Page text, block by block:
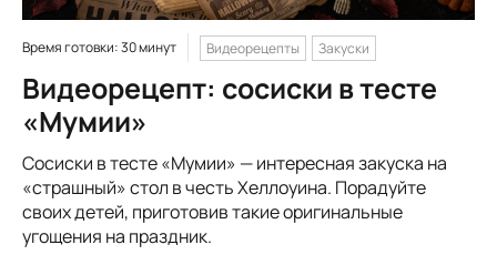
Время готовки: 30 минут Видеорецепты Закуски
Видеорецепт: сосиски в тесте
«Мумии»
Сосиски в тесте «Мумии» — интересная закуска на
«страшный» стол в честь Хеллоуина. Порадуйте
своих детей, приготовив такие оригинальные
угощения на праздник.